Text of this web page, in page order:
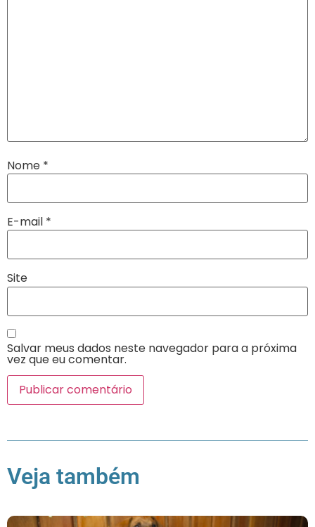
Nome *
E-mail *
Site
Salvar meus dados neste navegador para a próxima
vez que eu comentar.
Veja também